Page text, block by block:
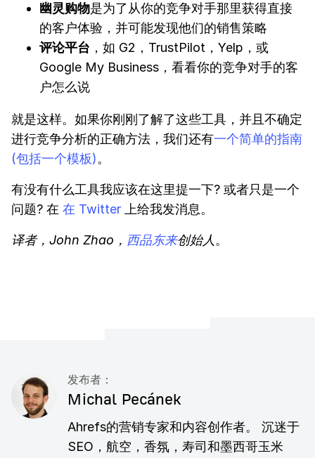
幽灵购物是为了从你的竞争对手那里获得直接
的客户体验，并可能发现他们的销售策略
评论平台 ，如 G2，TrustPilot，Yelp，或
Google My Business，看看你的竞争对手的客
户怎么说
就是这样。如果你刚刚了解了这些工具，并且不确定
进行竞争分析的正确方法，我们还有一个简单的指南
(包括一个模板)。
有没有什么工具我应该在这里提一下? 或者只是一个
问题? 在 在 Twitter 上给我发消息。
译者，John Zhao， 西品东来创始人 。
发布者：
Michal Pecánek
Ahrefs的营销专家和内容创作者。 沉迷于
SEO，航空，香氛，寿司和墨西哥玉米